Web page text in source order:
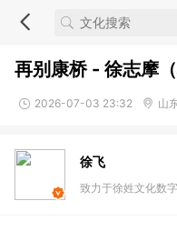
再别康桥 - 徐志摩（
2026-07-03 23:32 山
徐飞
致力于徐姓文化数